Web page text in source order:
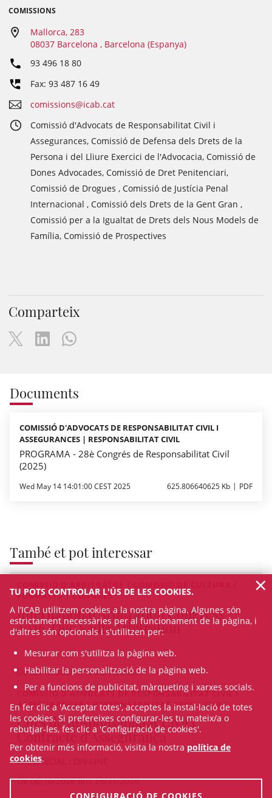
COMISSIONS
Mallorca, 283
08037 Barcelona , Barcelona (Espanya)
93 496 18 80
Fax: 93 487 16 49
comissions@icab.cat
Comissió d'Advocats de Responsabilitat Civil i
Assegurances, Comissió de Defensa dels Drets de la
Persona i del Lliure Exercici de l'Advocacia, Comissió de
Dones Advocades, Comissió de Dret Penitenciari,
Comissió de Drogues , Comissió de Justícia Penal
Internacional , Comissió dels Drets de la Gent Gran ,
Comissió per a la Igualtat de Drets dels Nous Models de
Família, Comissió de Prospectives
Comparteix
Documents
COMISSIÓ D'ADVOCATS DE RESPONSABILITAT CIVIL I
ASSEGURANCES | RESPONSABILITAT CIVIL
PROGRAMA - 28è Congrés de Responsabilitat Civil
(2025)
Wed May 14 14:01:00 CEST 2025 625.806640625 Kb PDF
També et pot interessar
COMISSIÓ D'ARBITRATGE | COMISSIÓ DE CULTURA /
FORMACIÓ | CONGRÉS
International Arbitration Congress
2026. Quo Vadis Arbitration
De 22/10/2026 fins 23/10/2026
COMISSIÓ D'ADVOCATS DE RESPONSABILITAT CIVIL I
ASSEGURANCES | RESPONSABILITAT CIVIL | CURS
Curs de Responsabilitat Civil i
Contracte d'Assegurança
PRESENCIAL I ON-LINE
De 06/10/2026 fins 26/11/2026
TU POTS CONTROLAR L'ÚS DE LES COOKIES.
A l’ICAB utilitzem cookies a la nostra pàgina. Algunes són
estrictament necessàries per al funcionament de la pàgina, i
d'altres són opcionals i s'utilitzen per:
Mesurar com s'utilitza la pàgina web.
Habilitar la personalització de la pàgina web.
Per a funcions de publicitat, màrqueting i xarxes socials.
En fer clic a 'Acceptar totes', acceptes la instal·lació de totes
les cookies. Si prefereixes configurar-les tu mateix/a o
rebutjar-les, fes clic a 'Configuració de cookies'.
Per obtenir més informació, visita la nostra política de
cookies.
×